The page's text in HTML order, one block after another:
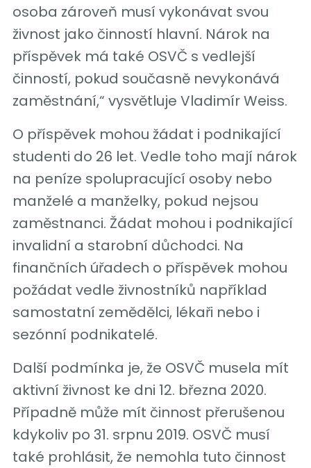
osoba zároveň musí vykonávat svou
živnost jako činností hlavní. Nárok na
příspěvek má také OSVČ s vedlejší
činností, pokud současně nevykonává
zaměstnání,“ vysvětluje Vladimír Weiss.
O příspěvek mohou žádat i podnikající
studenti do 26 let. Vedle toho mají nárok
na peníze spolupracující osoby nebo
manželé a manželky, pokud nejsou
zaměstnanci. Žádat mohou i podnikající
invalidní a starobní důchodci. Na
finančních úřadech o příspěvek mohou
požádat vedle živnostníků například
samostatní zemědělci, lékaři nebo i
sezónní podnikatelé.
Další podmínka je, že OSVČ musela mít
aktivní živnost ke dni 12. března 2020.
Případně může mít činnost přerušenou
kdykoliv po 31. srpnu 2019. OSVČ musí
také prohlásit, že nemohla tuto činnost